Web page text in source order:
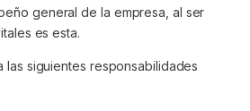
general de la empresa, al ser
es esta.
las siguientes responsabilidades